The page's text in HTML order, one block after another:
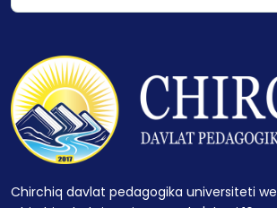
Chirchiq davlat pedagogika universiteti